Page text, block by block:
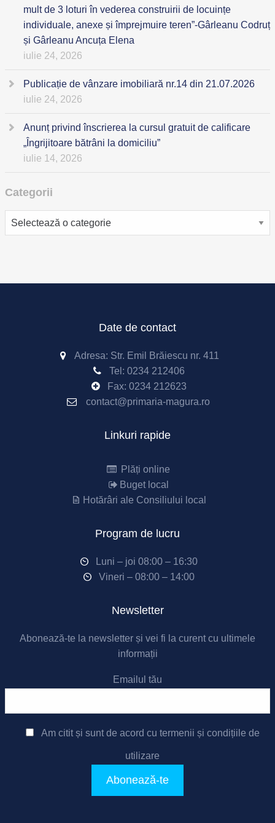
mult de 3 loturi în vederea construirii de locuințe
individuale, anexe și împrejmuire teren”-Gârleanu Codruț
și Gârleanu Ancuța Elena
iulie 24, 2026
Publicație de vânzare imobiliară nr.14 din 21.07.2026
iulie 24, 2026
Anunț privind înscrierea la cursul gratuit de calificare
„Îngrijitoare bătrâni la domiciliu”
iulie 14, 2026
Categorii
Categorii
Date de contact
Adresa: Str. Emil Brăiescu nr. 411
Tel: 0234 212406
Fax: 0234 212623
contact@primaria-magura.ro
Linkuri rapide
Plăți online
Buget local
Hotărâri ale Consiliului local
Program de lucru
Luni – joi 08:00 – 16:30
Vineri – 08:00 – 14:00
Newsletter
Abonează-te la newsletter și vei fi la curent cu ultimele
informații
Emailul tău
Am citit și sunt de acord cu termenii și condițiile de
utilizare